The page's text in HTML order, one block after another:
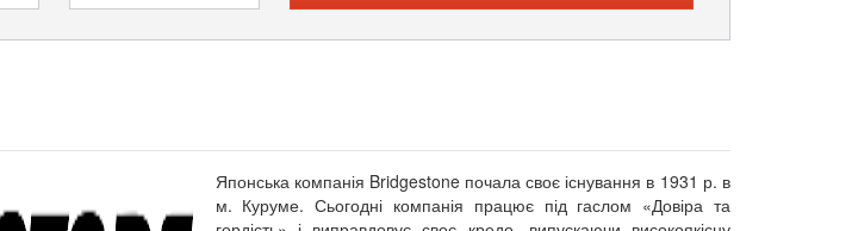
Японська компанія Bridgestone почала своє існування в 1931 р. в
м. Куруме. Сьогодні компанія працює під гаслом «Довіра та